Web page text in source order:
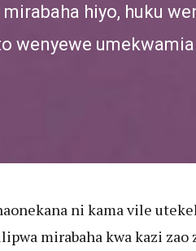
hiyo, huku
wenyewe
ni kama vile
mirabaha kwa kazi